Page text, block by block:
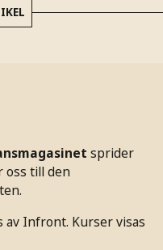
sprider
oss till den
Infront. Kurser visas